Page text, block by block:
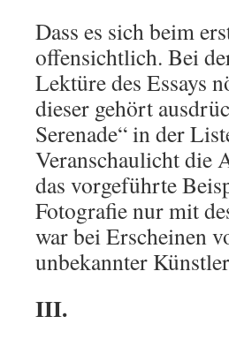
Dass es sich beim
offensichtlich. Bei
Lektüre des Essays
dieser gehört
Serenade“ in der
Veranschaulicht die
das vorgeführte
Fotografie nur mit
war bei Erscheinen
unbekannter
III.